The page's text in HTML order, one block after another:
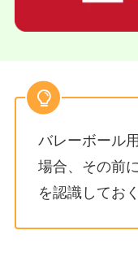
バレーボール
場合、その前
を認識してお